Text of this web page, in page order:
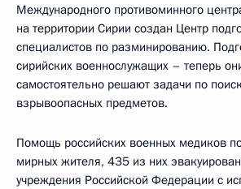
Международного противоминного
на территории Сирии создан Центр
специалистов по разминированию.
сирийских военнослужащих – теперь
самостоятельно решают задачи по
взрывоопасных предметов.
Помощь российских военных медиков
мирных жителя, 435 из них
учреждения Российской Федерации с